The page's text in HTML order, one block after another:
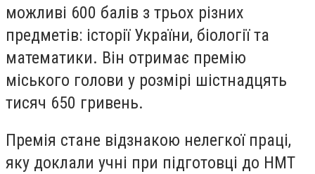
можливі 600 балів з трьох різних
предметів: історії України, біології та
математики. Він отримає премію
міського голови у розмірі шістнадцять
тисяч 650 гривень.
Премія стане відзнакою нелегкої праці,
яку доклали учні при підготовці до НМТ